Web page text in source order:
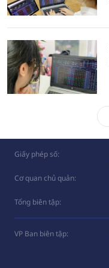
Giấy phép số:
Cơ quan chủ quản:
Tổng biên tập:
VP Ban biên tập: